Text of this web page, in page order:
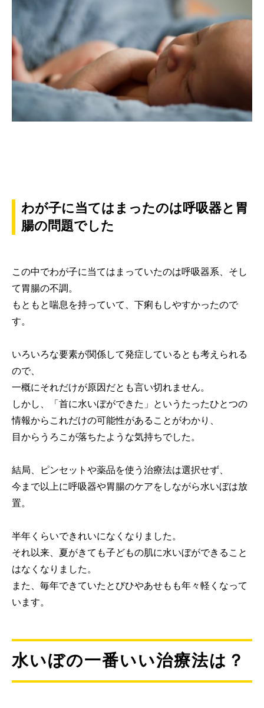
わが子に当てはまったのは呼吸器と胃
腸の問題でした
この中でわが子に当てはまっていたのは呼吸器系、そし
て胃腸の不調。
もともと喘息を持っていて、下痢もしやすかったので
す。
いろいろな要素が関係して発症しているとも考えられる
ので、
一概にそれだけが原因だとも言い切れません。
しかし、「首に水いぼができた」というたったひとつの
情報からこれだけの可能性があることがわかり、
目からうろこが落ちたような気持ちでした。
結局、ピンセットや薬品を使う治療法は選択せず、
今まで以上に呼吸器や胃腸のケアをしながら水いぼは放
置。
半年くらいできれいになくなりました。
それ以来、夏がきても子どもの肌に水いぼができること
はなくなりました。
また、毎年できていたとびひやあせもも年々軽くなって
います。
水いぼの一番いい治療法は？